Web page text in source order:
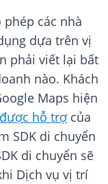
các nhà
dựa trên vị
phải viết lại bất
nào. Khách
Maps hiện
hỗ trợcủa
SDK di chuyển
di chuyển sẽ
Dịch vụ vị trí